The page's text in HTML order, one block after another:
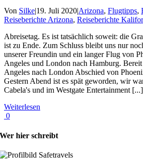
Von Silke|19. Juli 2020|Arizona, Flugtipps,
Reiseberichte Arizona, Reiseberichte
Abreisetag. Es ist tatsächlich soweit: die
ist zu Ende. Zum Schluss bleibt uns nur
unserer Freundin und ein langer Flug von
Angeles und London nach Hamburg.
Angeles nach London Abschied von
Gestern Abend ist es spät geworden, wir
Cabela's und im Westgate Entertainment [...]
Weiterlesen
0
Wer hier schreibt